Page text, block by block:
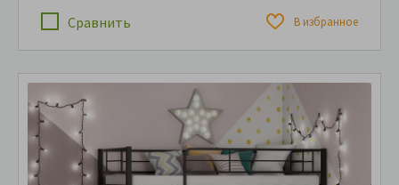
Сравнить В избранное